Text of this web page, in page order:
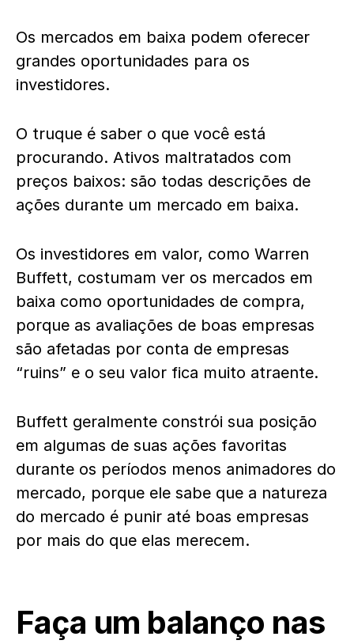
Os mercados em baixa podem oferecer
grandes oportunidades para os
investidores.
O truque é saber o que você está
procurando. Ativos maltratados com
preços baixos: são todas descrições de
ações durante um mercado em baixa.
Os investidores em valor, como Warren
Buffett, costumam ver os mercados em
baixa como oportunidades de compra,
porque as avaliações de boas empresas
são afetadas por conta de empresas
“ruins” e o seu valor fica muito atraente.
Buffett geralmente constrói sua posição
em algumas de suas ações favoritas
durante os períodos menos animadores do
mercado, porque ele sabe que a natureza
do mercado é punir até boas empresas
por mais do que elas merecem.
Faça um balanço nas